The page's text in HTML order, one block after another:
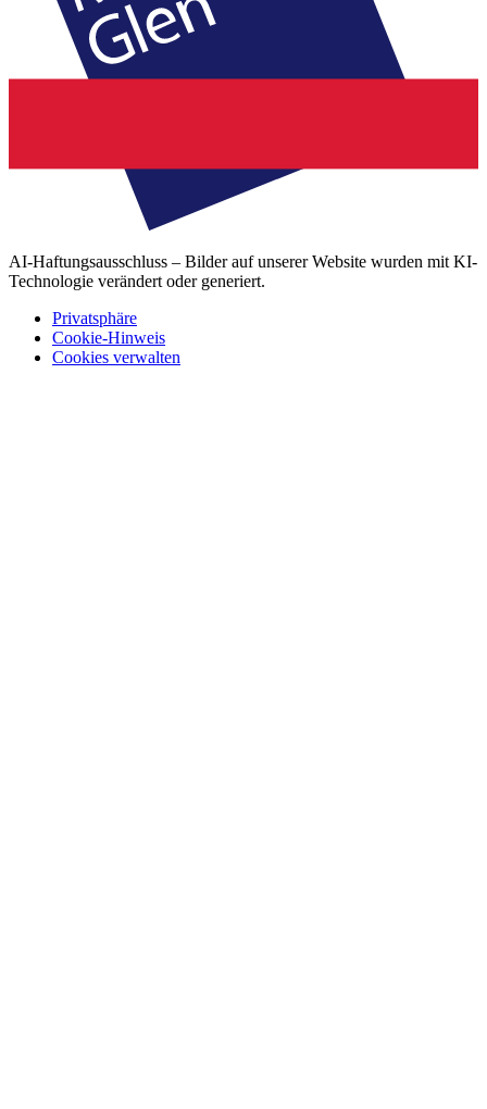
AI-Haftungsausschluss – Bilder auf unserer Website wurden mit KI-
Technologie verändert oder generiert.
Privatsphäre
Cookie-Hinweis
Cookies verwalten